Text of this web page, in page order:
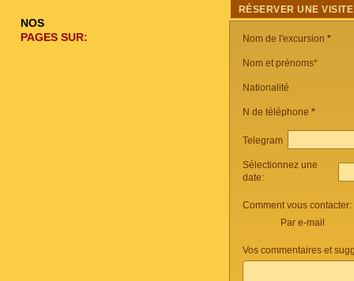
RÉSERVER UNE
Nom de l'excursion *
Nom et prénoms*
Nationalité
N de téléphone *
Telegram
Sélectionnez une
date:
Comment vous contacter:
Par e-mail
Vos commentaires et
NOS
PAGES SUR: